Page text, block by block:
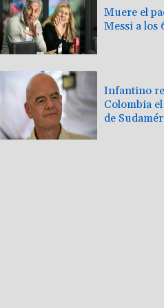
Muere el
Messi a los
Infantino
Colombia
de